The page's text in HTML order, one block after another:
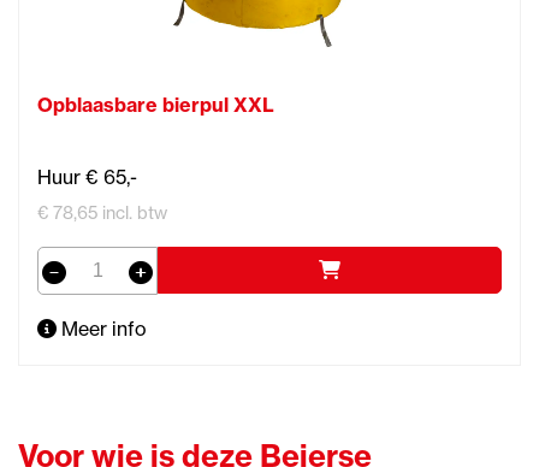
Opblaasbare bierpul XXL
Huur € 65,-
€ 78,65 incl. btw
Meer info
Voor wie is deze Beierse